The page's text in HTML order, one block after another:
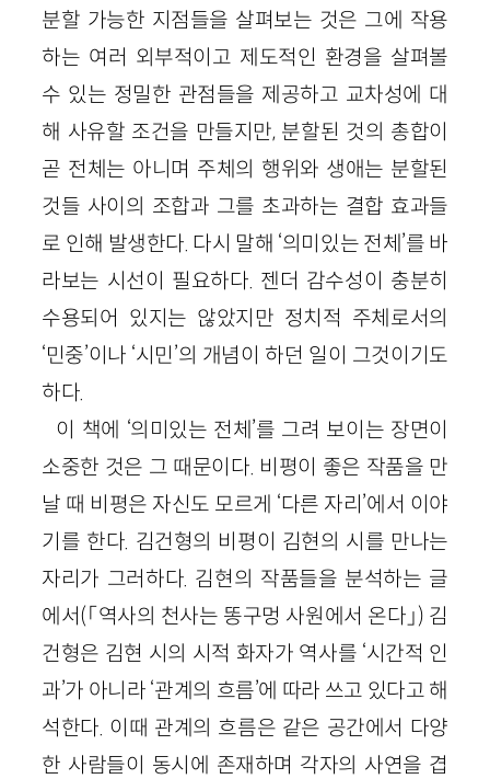
분할 가능한 지점들을 살펴보는 것은 그에 작용
하는 여러 외부적이고 제도적인 환경을 살펴볼
수 있는 정밀한 관점들을 제공하고 교차성에 대
해 사유할 조건을 만들지만, 분할된 것의 총합이
곧 전체는 아니며 주체의 행위와 생애는 분할된
것들 사이의 조합과 그를 초과하는 결합 효과들
로 인해 발생한다. 다시 말해 ‘의미있는 전체’를 바
라보는 시선이 필요하다. 젠더 감수성이 충분히
수용되어 있지는 않았지만 정치적 주체로서의
‘민중’이나 ‘시민’의 개념이 하던 일이 그것이기도
하다.
이 책에 ‘의미있는 전체’를 그려 보이는 장면이
소중한 것은 그 때문이다. 비평이 좋은 작품을 만
날 때 비평은 자신도 모르게 ‘다른 자리’에서 이야
기를 한다. 김건형의 비평이 김현의 시를 만나는
자리가 그러하다. 김현의 작품들을 분석하는 글
에서(「역사의 천사는 똥구멍 사원에서 온다」) 김
건형은 김현 시의 시적 화자가 역사를 ‘시간적 인
과’가 아니라 ‘관계의 흐름’에 따라 쓰고 있다고 해
석한다. 이때 관계의 흐름은 같은 공간에서 다양
한 사람들이 동시에 존재하며 각자의 사연을 겹